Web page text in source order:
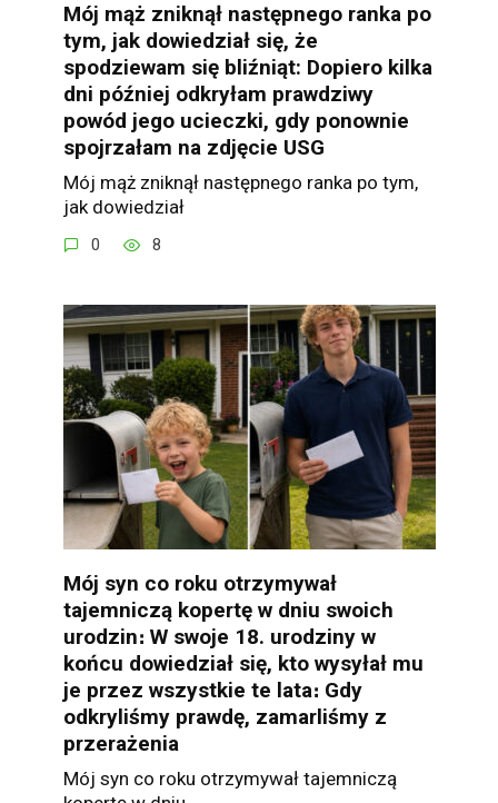
Mój mąż zniknął następnego ranka po
tym, jak dowiedział się, że
spodziewam się bliźniąt: Dopiero kilka
dni później odkryłam prawdziwy
powód jego ucieczki, gdy ponownie
spojrzałam na zdjęcie USG
Mój mąż zniknął następnego ranka po tym,
jak dowiedział
0 8
Mój syn co roku otrzymywał
tajemniczą kopertę w dniu swoich
urodzin։ W swoje 18. urodziny w
końcu dowiedział się, kto wysyłał mu
je przez wszystkie te lata։ Gdy
odkryliśmy prawdę, zamarliśmy z
przerażenia
Mój syn co roku otrzymywał tajemniczą